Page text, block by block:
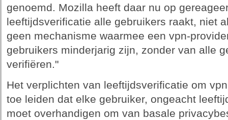
genoemd. Mozilla heeft daar nu op
leeftijdsverificatie alle gebruikers raakt, niet
geen mechanisme waarmee een vpn-
gebruikers minderjarig zijn, zonder van alle
verifiëren."
Het verplichten van leeftijdsverificatie om
toe leiden dat elke gebruiker, ongeacht
moet overhandigen om van basale